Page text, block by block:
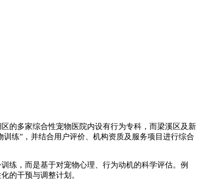
的多家综合性宠物医院内设有行为专科，而梁溪区及新
练”，并结合用户评价、机构资质及服务项目进行综合
练，而是基于对宠物心理、行为动机的科学评估。例
的干预与调整计划。